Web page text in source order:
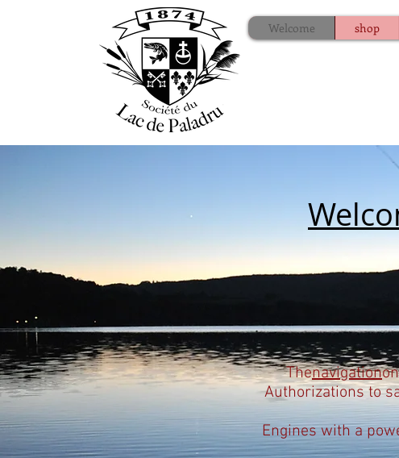
Welcome shop
Thenavigation
Authorizations to
Engines with a